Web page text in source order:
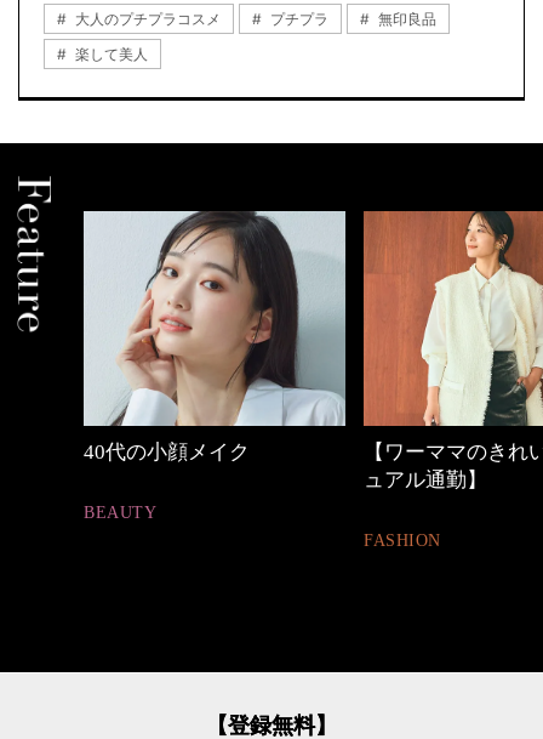
大人のプチプラコスメ
プチプラ
無印良品
楽して美人
40代の小顔メイク
BEAUTY
【ワーママのきれ
ュアル通勤】
FASHION
【登録無料】